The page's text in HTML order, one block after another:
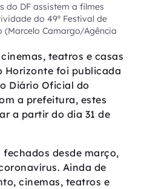
do DF assistem a filmes
do 49º Festival de
(Marcelo Camargo/Agência
teatros e casas
Horizonte foi publicada
Diário Oficial do
a prefeitura, estes
a partir do dia 31 de
desde março,
Ainda de
cinemas, teatros e